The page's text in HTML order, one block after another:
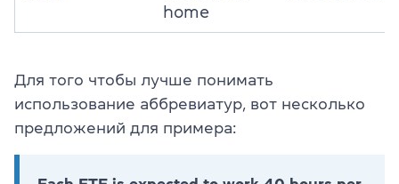
home
Для того чтобы лучше понимать
использование аббревиатур, вот несколько
предложений для примера: